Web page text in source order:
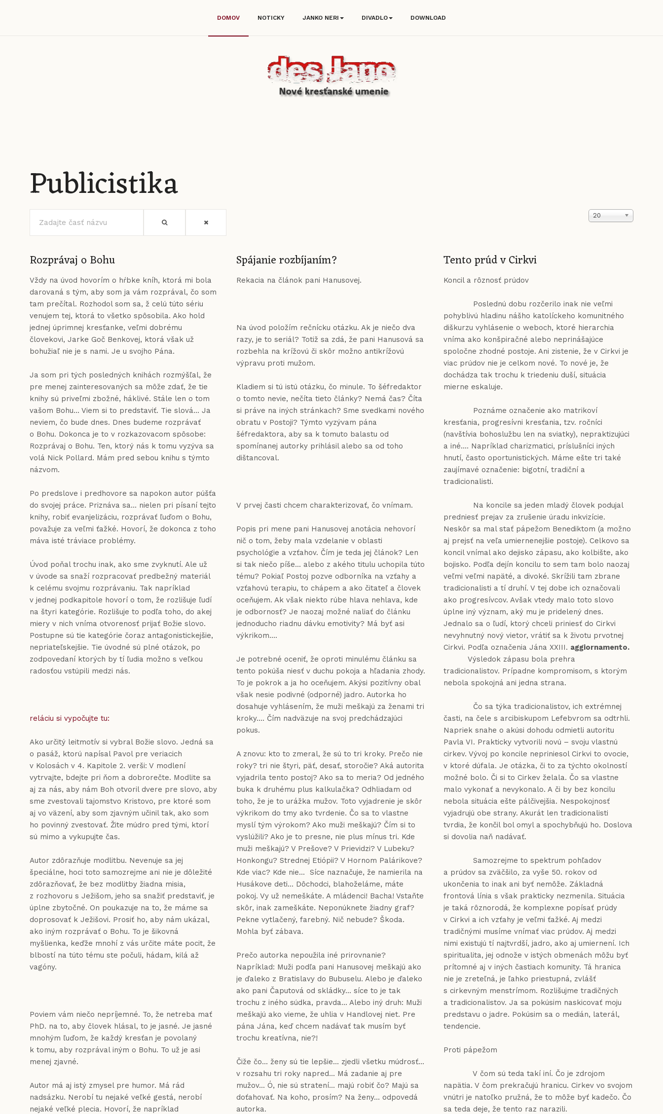
DOMOV NOTICKY JANKO NERI DIVADLO DOWNLOAD
Publicistika
časť
názvu
Zobrazené
20
Rozprávaj o Bohu
Vždy na úvod hovorím o hŕbke kníh, ktorá mi bola
darovaná s tým, aby som ja vám rozprával, čo som
tam prečítal. Rozhodol som sa, ž celú túto sériu
venujem tej, ktorá to všetko spôsobila. Ako hold
jednej úprimnej kresťanke, veľmi dobrému
človekovi, Jarke Goč Benkovej, ktorá však už
bohužiaľ nie je s nami. Je u svojho Pána.
Ja som pri tých posledných knihách rozmýšľal, že
pre menej zainteresovaných sa môže zdať, že tie
knihy sú priveľmi zbožné, háklivé. Stále len o tom
vašom Bohu... Viem si to predstaviť. Tie slová... Ja
neviem, čo bude dnes. Dnes budeme rozprávať
o Bohu. Dokonca je to v rozkazovacom spôsobe:
Rozprávaj o Bohu. Ten, ktorý nás k tomu vyzýva sa
volá Nick Pollard. Mám pred sebou knihu s týmto
názvom.
Po predslove i predhovore sa napokon autor púšťa
do svojej práce. Priznáva sa... nielen pri písaní tejto
knihy, robiť evanjelizáciu, rozprávať ľuďom o Bohu,
považuje za veľmi ťažké. Hovorí, že dokonca z toho
máva isté tráviace problémy.
Úvod poňal trochu inak, ako sme zvyknutí. Ale už
v úvode sa snaží rozpracovať predbežný materiál
k celému svojmu rozprávaniu. Tak napríklad
v jednej podkapitole hovorí o tom, že rozlišuje ľudí
na štyri kategórie. Rozlišuje to podľa toho, do akej
miery v nich vníma otvorenosť prijať Božie slovo.
Postupne sú tie kategórie čoraz antagonistickejšie,
nepriateľskejšie. Tie úvodné sú plné otázok, po
zodpovedaní ktorých by tí ľudia možno s veľkou
radosťou vstúpili medzi nás.
reláciu si vypočujte tu:
Ako určitý leitmotív si vybral Božie slovo. Jedná sa
o pasáž, ktorú napísal Pavol pre veriacich
v Kolosách v 4. Kapitole 2. verši: V modlení
vytrvajte, bdejte pri ňom a dobrorečte. Modlite sa
aj za nás, aby nám Boh otvoril dvere pre slovo, aby
sme zvestovali tajomstvo Kristovo, pre ktoré som
aj vo väzení, aby som zjavným učinil tak, ako som
ho povinný zvestovať. Žite múdro pred tými, ktorí
sú mimo a vykupujte čas.
Autor zdôrazňuje modlitbu. Nevenuje sa jej
špeciálne, hoci toto samozrejme ani nie je dôležité
zdôrazňovať, že bez modlitby žiadna misia,
z rozhovoru s Ježišom, jeho sa snažiť predstaviť, je
úplne zbytočné. On poukazuje na to, že máme sa
doprosovať k Ježišovi. Prosiť ho, aby nám ukázal,
ako iným rozprávať o Bohu. To je šikovná
myšlienka, keďže mnohí z vás určite máte pocit, že
blbostí na túto tému ste počuli, hádam, kilá až
vagóny.
Poviem vám niečo nepríjemné. To, že netreba mať
PhD. na to, aby človek hlásal, to je jasné. Je jasné
mnohým ľuďom, že každý kresťan je povolaný
k tomu, aby rozprával iným o Bohu. To už je asi
menej zjavné.
Autor má aj istý zmysel pre humor. Má rád
nadsázku. Nerobí tu nejaké veľké gestá, nerobí
nejaké veľké plecia. Hovorí, že napríklad
Spájanie rozbíjaním?
Rekacia na článok pani Hanusovej.
Na úvod položím rečnícku otázku. Ak je niečo dva
razy, je to seriál? Totiž sa zdá, že pani Hanusová sa
rozbehla na krížovú či skôr možno antikrížovú
výpravu proti mužom.
Kladiem si tú istú otázku, čo minule. To šéfredaktor
o tomto nevie, nečíta tieto články? Nemá čas? Číta
si práve na iných stránkach? Sme svedkami nového
obratu v Postoji? Týmto vyzývam pána
šéfredaktora, aby sa k tomuto balastu od
spomínanej autorky prihlásil alebo sa od toho
dištancoval.
V prvej časti chcem charakterizovať, čo vnímam.
Popis pri mene pani Hanusovej anotácia nehovorí
nič o tom, žeby mala vzdelanie v oblasti
psychológie a vzťahov. Čím je teda jej článok? Len
si tak niečo píše... alebo z akého titulu uchopila túto
tému? Pokiaľ Postoj pozve odborníka na vzťahy a
vzťahovú terapiu, to chápem a ako čitateľ a človek
oceňujem. Ak však niekto rúbe hlava nehlava, kde
je odbornosť? Je naozaj možné naliať do článku
jednoducho riadnu dávku emotivity? Má byť asi
výkrikom....
Je potrebné oceniť, že oproti minulému článku sa
tento pokúša niesť v duchu pokoja a hľadania zhody.
To je pokrok a ja ho oceňujem. Akýsi pozitívny obal
však nesie podivné (odporné) jadro. Autorka ho
dosahuje vyhlásením, že muži meškajú za ženami tri
kroky.... Čím nadväzuje na svoj predchádzajúci
pokus.
A znovu: kto to zmeral, že sú to tri kroky. Prečo nie
roky? tri nie štyri, päť, desať, storočie? Aká autorita
vyjadrila tento postoj? Ako sa to meria? Od jedného
buka k druhému plus kalkulačka? Odhliadam od
toho, že je to urážka mužov. Toto vyjadrenie je skôr
výkrikom do tmy ako tvrdenie. Čo sa to vlastne
myslí tým výrokom? Ako muži meškajú? Čím si to
vyslúžili? Ako je to presne, nie plus mínus tri. Kde
muži meškajú? V Prešove? V Prievidzi? V Lubeku?
Honkongu? Strednej Etiópii? V Hornom Palárikove?
Kde viac? Kde nie... Síce naznačuje, že namierila na
Husákove deti... Dôchodci, blahoželáme, máte
pokoj. Vy už nemeškáte. A mládenci! Bacha! Vstaňte
skôr, inak zameškáte. Neponúknete žiadny graf?
Pekne vytlačený, farebný. Nič nebude? Škoda.
Mohla byť zábava.
Prečo autorka nepoužila iné prirovnanie?
Napríklad: Muži podľa pani Hanusovej meškajú ako
je ďaleko z Bratislavy do Bubuselu. Alebo je ďaleko
ako pani Čaputová od skládky... síce to je tak
trochu z iného súdka, pravda... Alebo iný druh: Muži
meškajú ako vieme, že uhlia v Handlovej niet. Pre
pána Jána, keď chcem nadávať tak musím byť
trochu kreatívna, nie?!
Čiže čo... ženy sú tie lepšie... zjedli všetku múdrosť...
v rozsahu tri roky napred... Má zadanie aj pre
mužov... Ó, nie sú stratení... majú robiť čo? Majú sa
doťahovať. Na koho, prosím? Na ženy... odpovedá
autorka.
Tento prúd v Cirkvi
Koncil a rôznosť prúdov
Poslednú dobu rozčerilo inak nie veľmi
pohyblivú hladinu nášho katolíckeho komunitného
diškurzu vyhlásenie o weboch, ktoré hierarchia
vníma ako konšpiračné alebo neprinášajúce
spoločne zhodné postoje. Ani zistenie, že v Cirkvi je
viac prúdov nie je celkom nové. To nové je, že
dochádza tak trochu k triedeniu duší, situácia
mierne eskaluje.
Poznáme označenie ako matrikoví
kresťania, progresívni kresťania, tzv. ročníci
(navštívia bohoslužbu len na sviatky), nepraktizujúci
a iné.... Napríklad charizmatici, príslušníci iných
hnutí, často oportunistických. Máme ešte tri také
zaujímavé označenie: bigotní, tradiční a
tradicionalisti.
Na koncile sa jeden mladý človek podujal
predniesť prejav za zrušenie úradu inkvizície.
Neskôr sa mal stať pápežom Benediktom (a možno
aj prejsť na veľa umiernenejšie postoje). Celkovo sa
koncil vnímal ako dejisko zápasu, ako kolbište, ako
bojisko. Podľa dejín koncilu to sem tam bolo naozaj
veľmi veľmi napäté, a divoké. Skrížili tam zbrane
tradicionalisti a tí druhí. V tej dobe ich označovali
ako progresívcov. Avšak vtedy malo toto slovo
úplne iný význam, aký mu je pridelený dnes.
Jednalo sa o ľudí, ktorý chceli priniesť do Cirkvi
nevyhnutný nový vietor, vrátiť sa k životu prvotnej
Cirkvi. Podľa označenia Jána XXIII. aggiornamento.
Výsledok zápasu bola prehra
tradicionalistov. Prípadne kompromisom, s ktorým
nebola spokojná ani jedna strana.
Čo sa týka tradicionalistov, ich extrémnej
časti, na čele s arcibiskupom Lefebvrom sa odtrhli.
Napriek snahe o akúsi dohodu odmietli autoritu
Pavla VI. Prakticky vytvorili novú – svoju vlastnú
cirkev. Vývoj po koncile nepriniesol Cirkvi to ovocie,
v ktoré dúfala. Je otázka, či to za týchto okolností
možné bolo. Či si to Cirkev želala. Čo sa vlastne
malo vykonať a nevykonalo. A či by bez koncilu
nebola situácia ešte pálčivejšia. Nespokojnosť
vyjadrujú obe strany. Akurát len tradicionalisti
tvrdia, že končil bol omyl a spochybňujú ho. Doslova
si dovolia naň nadávať.
Samozrejme to spektrum pohľadov
a prúdov sa zväčšilo, za vyše 50. rokov od
ukončenia to inak ani byť nemôže. Základná
frontová línia s však prakticky nezmenila. Situácia
je taká rôznorodá, že komplexne popísať prúdy
v Cirkvi a ich vzťahy je veľmi ťažké. Aj medzi
tradičnými musíme vnímať viac prúdov. Aj medzi
nimi existujú tí najtvrdší, jadro, ako aj umiernení. Ich
spiritualita, jej odnože v istých obmenách môžu byť
prítomné aj v iných častiach komunity. Tá hranica
nie je zreteľná, je ľahko priestupná, zvlášť
s cirkevným menstrímom. Rozlišujme tradičných
a tradicionalistov. Ja sa pokúsim naskicovať moju
predstavu o jadre. Pokúsim sa o medián, laterál,
tendencie.
Proti pápežom
V čom sú teda takí iní. Čo je zdrojom
napätia. V čom prekračujú hranicu. Cirkev vo svojom
vnútri je natoľko pružná, že to môže byť kadečo. Čo
sa teda deje, že tento raz narazili.